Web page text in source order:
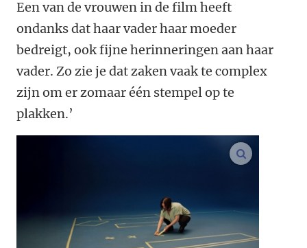
Een van de vrouwen in de film heeft
ondanks dat haar vader haar moeder
bedreigt, ook fijne herinneringen aan haar
vader. Zo zie je dat zaken vaak te complex
zijn om er zomaar één stempel op te
plakken.’
vergroot